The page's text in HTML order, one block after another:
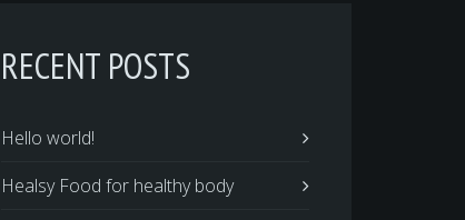
RECENT POSTS
Hello world!
Healsy Food for healthy body